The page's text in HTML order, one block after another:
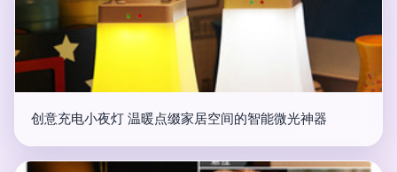
创意充电小夜灯 温暖点缀家居空间的智能微光神器